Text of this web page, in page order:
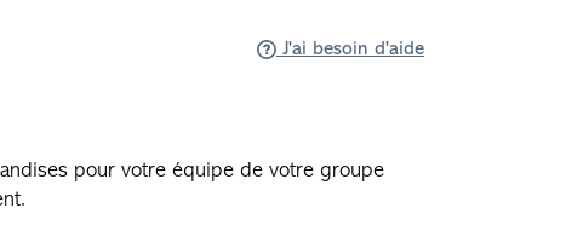
J'ai besoin d'aide
pour votre équipe de votre groupe